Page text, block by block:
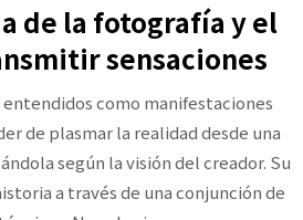
de la fotografía y el
sensaciones
como manifestaciones
de plasmar la realidad desde una
según la visión del creador. Su
a través de una conjunción de